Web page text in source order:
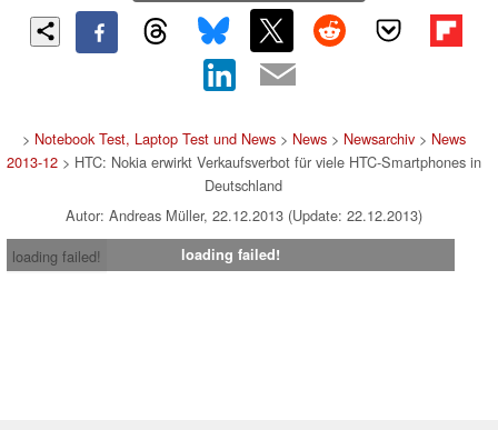
> Notebook Test, Laptop Test und News> News> Newsarchiv> News
2013-12> HTC: Nokia erwirkt Verkaufsverbot für viele HTC-Smartphones in
Deutschland
Autor: Andreas Müller, 22.12.2013 (Update: 22.12.2013)
loading failed!
loading failed!